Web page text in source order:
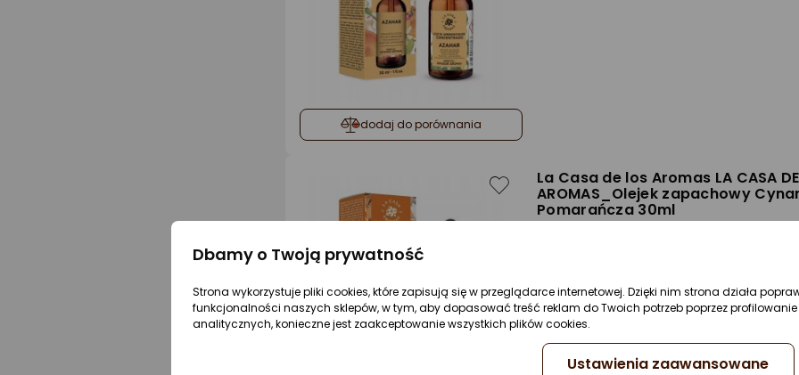
dodaj do porównania
La Casa de los Aromas LA CASA DE
AROMAS_Olejek zapachowy
Pomarańcza 30ml
Dbamy o Twoją prywatność
Strona wykorzystuje pliki cookies, które zapisują się w przeglądarce internetowej. Dzięki nim strona działa
funkcjonalności naszych sklepów, w tym, aby dopasować treść reklam do Twoich potrzeb poprzez
analitycznych, konieczne jest zaakceptowanie wszystkich plików cookies.
Ustawienia zaawansowane